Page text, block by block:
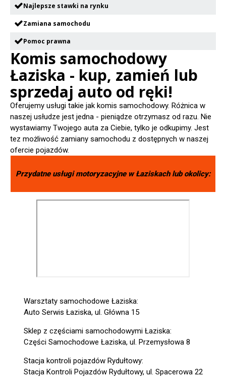
Najlepsze stawki na rynku
Zamiana samochodu
Pomoc prawna
Komis samochodowy
Łaziska - kup, zamień lub
sprzedaj auto od ręki!
Oferujemy usługi takie jak komis samochodowy. Różnica w
naszej usłudze jest jedna - pieniądze otrzymasz od razu. Nie
wystawiamy Twojego auta za Ciebie, tylko je odkupimy. Jest
tez możliwość zamiany samochodu z dostępnych w naszej
ofercie pojazdów.
Przydatne usługi motoryzacyjne wŁaziskachlub okolicy:
Warsztaty samochodowe Łaziska:
Auto Serwis Łaziska, ul. Główna 15
Sklep z częściami samochodowymi Łaziska:
Części Samochodowe Łaziska, ul. Przemysłowa 8
Stacja kontroli pojazdów Rydułtowy:
Stacja Kontroli Pojazdów Rydułtowy, ul. Spacerowa 22